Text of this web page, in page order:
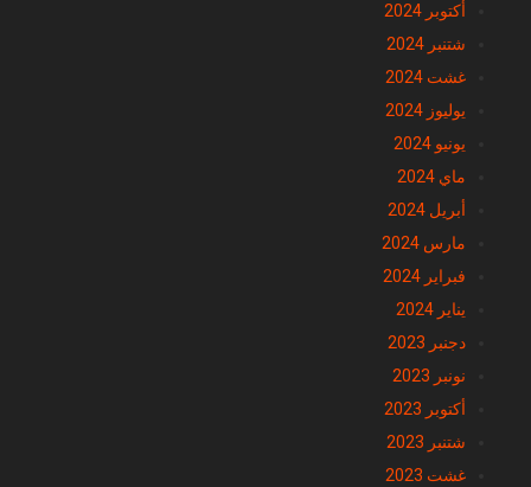
أكتوبر 2024
شتنبر 2024
غشت 2024
يوليوز 2024
يونيو 2024
ماي 2024
أبريل 2024
مارس 2024
فبراير 2024
يناير 2024
دجنبر 2023
نونبر 2023
أكتوبر 2023
شتنبر 2023
غشت 2023